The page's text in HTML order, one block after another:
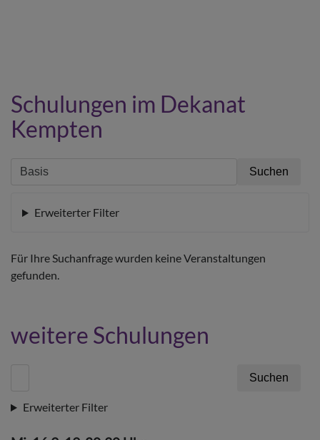
Schulungen im Dekanat
Kempten
Erweiterter Filter
Für Ihre Suchanfrage wurden keine Veranstaltungen
gefunden.
weitere Schulungen
Erweiterter Filter